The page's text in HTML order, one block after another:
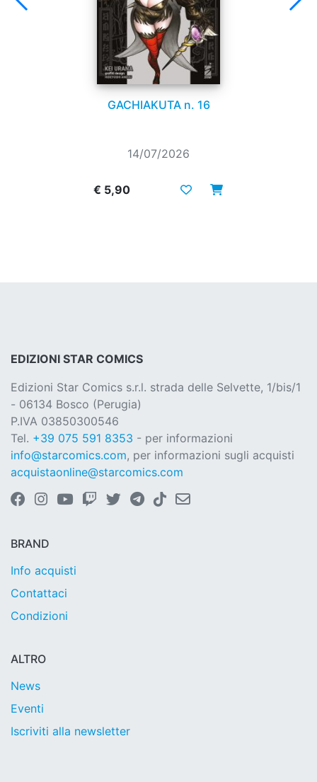
GACHIAKUTA n. 16
14/07/2026
€ 5,90
EDIZIONI STAR COMICS
Edizioni Star Comics s.r.l. strada delle Selvette, 1/bis/1
- 06134 Bosco (Perugia)
P.IVA 03850300546
Tel. +39 075 591 8353 - per informazioni
info@starcomics.com, per informazioni sugli acquisti
acquistaonline@starcomics.com
BRAND
Info acquisti
Contattaci
Condizioni
ALTRO
News
Eventi
Iscriviti alla newsletter